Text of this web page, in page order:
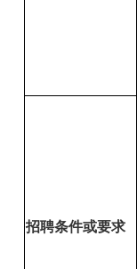
招聘条件或要求